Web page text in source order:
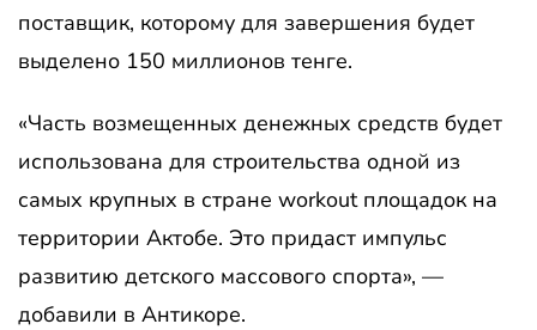
поставщик, которому для завершения будет
выделено 150 миллионов тенге.
«Часть возмещенных денежных средств будет
использована для строительства одной из
самых крупных в стране workout площадок на
территории Актобе. Это придаст импульс
развитию детского массового спорта», —
добавили в Антикоре.